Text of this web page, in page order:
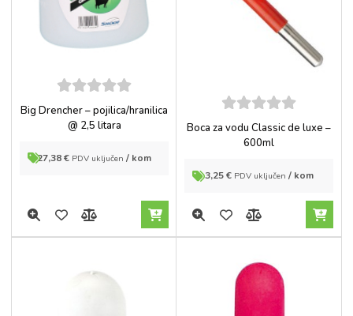
5out of
Big Drencher – pojilica/hranilica
@ 2,5 litara
27,38€ PDV uključen / kom
5out of
Boca za vodu Classic de luxe –
600ml
3,25€ PDV uključen / kom